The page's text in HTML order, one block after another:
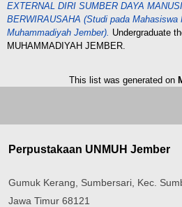
EXTERNAL DIRI SUMBER DAYA
BERWIRAUSAНА (Studi pada Mahasiswa
Muhammadiyah Jember). Undergraduate
MUHAMMADIYAH JEMBER.
This list was generated on
Perpustakaan UNMUH Jember
Gumuk Kerang, Sumbersari, Kec.
Jawa Timur 68121